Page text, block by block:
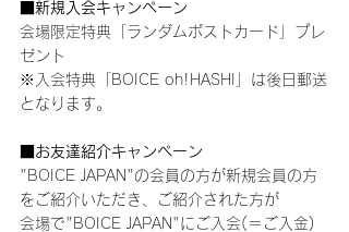
■新規入会キャンペーン
会場限定特典「ランダムポストカード」プレ
ゼント
※入会特典「BOICE oh!HASHI」は後日郵送
となります。
■お友達紹介キャンペーン
"BOICE JAPAN"の会員の方が新規会員の方
をご紹介いただき、ご紹介された方が
会場で"BOICE JAPAN"にご入会(＝ご入金)